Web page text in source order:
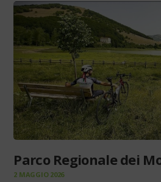
Parco Regionale dei
2 MAGGIO 2026